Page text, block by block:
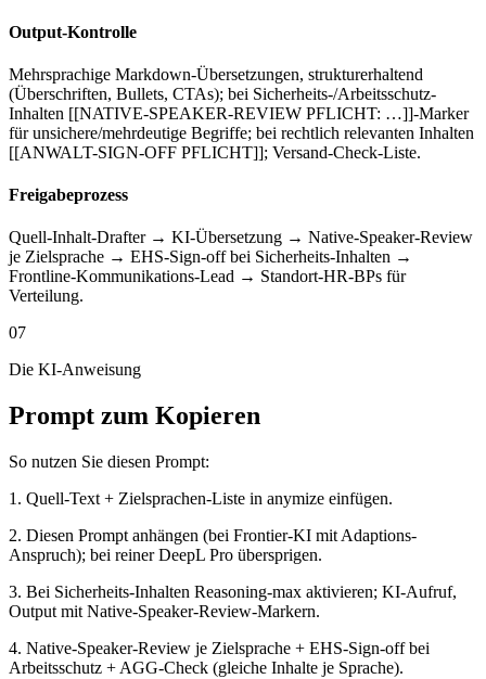
Output-Kontrolle
Mehrsprachige Markdown-Übersetzungen, strukturerhaltend
(Überschriften, Bullets, CTAs); bei Sicherheits-/Arbeitsschutz-
Inhalten [[NATIVE-SPEAKER-REVIEW PFLICHT: …]]-Marker
für unsichere/mehrdeutige Begriffe; bei rechtlich relevanten Inhalten
[[ANWALT-SIGN-OFF PFLICHT]]; Versand-Check-Liste.
Freigabeprozess
Quell-Inhalt-Drafter → KI-Übersetzung → Native-Speaker-Review
je Zielsprache → EHS-Sign-off bei Sicherheits-Inhalten →
Frontline-Kommunikations-Lead → Standort-HR-BPs für
Verteilung.
07
Die KI-Anweisung
Prompt zum Kopieren
So nutzen Sie diesen Prompt:
1. Quell-Text + Zielsprachen-Liste in anymize einfügen.
2. Diesen Prompt anhängen (bei Frontier-KI mit Adaptions-
Anspruch); bei reiner DeepL Pro übersprigen.
3. Bei Sicherheits-Inhalten Reasoning-max aktivieren; KI-Aufruf,
Output mit Native-Speaker-Review-Markern.
4. Native-Speaker-Review je Zielsprache + EHS-Sign-off bei
Arbeitsschutz + AGG-Check (gleiche Inhalte je Sprache).